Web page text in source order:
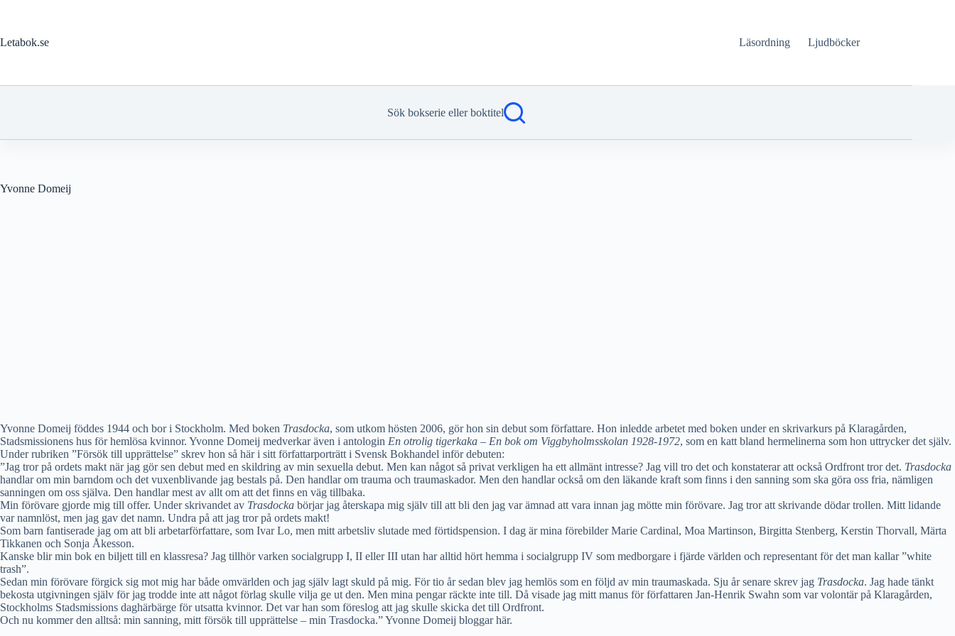
Letabok.se
Läsordning Ljudböcker
Sök bokserie eller boktitel
Yvonne Domeij
Yvonne Domeij föddes 1944 och bor i Stockholm. Med boken Trasdocka, som utkom hösten 2006, gör hon sin debut som författare. Hon inledde arbetet med boken under en skrivarkurs på Klaragården,
Stadsmissionens hus för hemlösa kvinnor. Yvonne Domeij medverkar även i antologin En otrolig tigerkaka – En bok om Viggbyholmsskolan 1928-1972, som en katt bland hermelinerna som hon uttrycker det själv.
Under rubriken ”Försök till upprättelse” skrev hon så här i sitt författarporträtt i Svensk Bokhandel inför debuten:
”Jag tror på ordets makt när jag gör sen debut med en skildring av min sexuella debut. Men kan något så privat verkligen ha ett allmänt intresse? Jag vill tro det och konstaterar att också Ordfront tror det. Trasdocka
handlar om min barndom och det vuxenblivande jag bestals på. Den handlar om trauma och traumas­kador. Men den handlar också om den läkande kraft som finns i den sanning som ska göra oss fria, nämligen
sanningen om oss själva. Den handlar mest av allt om att det finns en väg tillbaka.
Min förövare gjorde mig till offer. Under skrivandet av Trasdocka börjar jag återskapa mig själv till att bli den jag var ämnad att vara innan jag mötte min förövare. Jag tror att skrivande dödar trollen. Mitt lidande
var namnlöst, men jag gav det namn. Undra på att jag tror på ordets makt!
Som barn fantiserade jag om att bli arbetarförfattare, som Ivar Lo, men mitt arbetsliv slutade med förtidspension. I dag är mina förebilder Marie Cardinal, Moa Martinson, Birgitta Stenberg, Kerstin Thorvall, Märta
Tikkanen och Sonja Åkesson.
Kanske blir min bok en biljett till en klassresa? Jag tillhör varken socialgrupp I, II eller III utan har alltid hört hemma i socialgrupp IV som medborgare i fjärde världen och representant för det man kallar ”white
trash”.
Sedan min förövare förgick sig mot mig har både omvärlden och jag själv lagt skuld på mig. För tio år sedan blev jag hemlös som en följd av min traumaskada. Sju år senare skrev jag Trasdocka. Jag hade tänkt
bekosta utgivningen själv för jag trodde inte att något förlag skulle vilja ge ut den. Men mina pengar räckte inte till. Då visade jag mitt manus för författaren Jan-Henrik Swahn som var volontär på Klaragården,
Stockholms Stadsmissions daghärbärge för utsatta kvinnor. Det var han som föreslog att jag skulle skicka det till Ordfront.
Och nu kommer den alltså: min sanning, mitt försök till upprättelse – min Trasdocka.” Yvonne Domeij bloggar här.